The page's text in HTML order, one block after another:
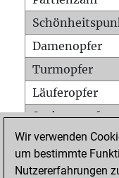
Damenopfer
Turmopfer
Läuferopfer
Springeropfer
Bauernopfer
Matt auf
Wir verwenden
um bestimmte
Nutzererfahrungen